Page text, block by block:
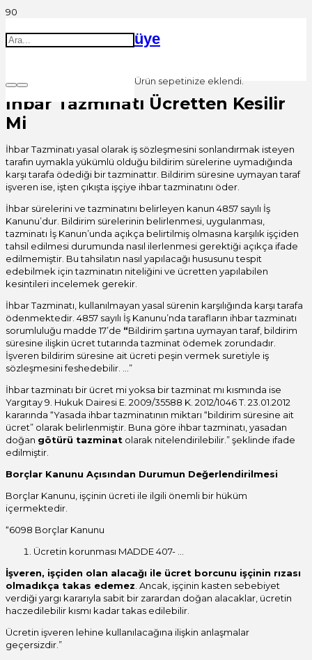
üye
Ürün sepetinize eklendi.
İhbar Tazminatı Ücretten Kesilir
Mi
İhbar Tazminatı yasal olarak iş sözleşmesini sonlandırmak isteyen
tarafın uymakla yükümlü olduğu bildirim sürelerine uymadığında
karşı tarafa ödediği bir tazminattır. Bildirim süresine uymayan taraf
işveren ise, işten çıkışta işçiye ihbar tazminatını öder.
İhbar sürelerini ve tazminatını belirleyen kanun 4857 sayılı İş
Kanunu’dur. Bildirim sürelerinin belirlenmesi, uygulanması,
tazminatı İş Kanun’unda açıkça belirtilmiş olmasına karşılık işçiden
tahsil edilmesi durumunda nasıl ilerlenmesi gerektiği açıkça ifade
edilmemiştir. Bu tahsilatın nasıl yapılacağı hususunu tespit
edebilmek için tazminatın niteliğini ve ücretten yapılabilen
kesintileri incelemek gerekir.
İhbar Tazminatı, kullanılmayan yasal sürenin karşılığında karşı tarafa
ödenmektedir. 4857 sayılı İş Kanunu’nda tarafların ihbar tazminatı
sorumluluğu madde 17’de “Bildirim şartına uymayan taraf, bildirim
süresine ilişkin ücret tutarında tazminat ödemek zorundadır.
İşveren bildirim süresine ait ücreti peşin vermek suretiyle iş
sözleşmesini feshedebilir. …”
İhbar tazminatı bir ücret mi yoksa bir tazminat mı kısmında ise
Yargıtay 9. Hukuk Dairesi E. 2009/35588 K. 2012/1046 T. 23.01.2012
kararında “Yasada ihbar tazminatının miktarı “bildirim süresine ait
ücret” olarak belirlenmiştir. Buna göre ihbar tazminatı, yasadan
doğan götürü tazminat olarak nitelendirilebilir.” şeklinde ifade
edilmiştir.
Borçlar Kanunu Açısından Durumun Değerlendirilmesi
Borçlar Kanunu, işçinin ücreti ile ilgili önemli bir hüküm
içermektedir.
“6098 Borçlar Kanunu
Ücretin korunması MADDE 407- …
İşveren, işçiden olan alacağı ile ücret borcunu işçinin rızası
olmadıkça takas edemez. Ancak, işçinin kasten sebebiyet
verdiği yargı kararıyla sabit bir zarardan doğan alacaklar, ücretin
haczedilebilir kısmı kadar takas edilebilir.
Ücretin işveren lehine kullanılacağına ilişkin anlaşmalar
geçersizdir.”